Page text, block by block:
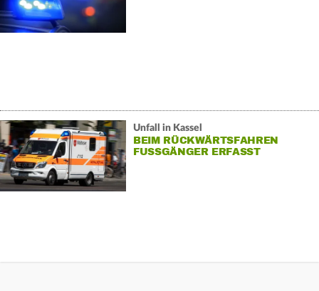
Unfall in Kassel
BEIM RÜCKWÄRTSFAHREN
FUSSGÄNGER ERFASST